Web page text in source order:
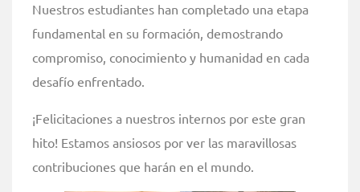
Nuestros estudiantes han completado una etapa
fundamental en su formación, demostrando
compromiso, conocimiento y humanidad en cada
desafío enfrentado.
¡Felicitaciones a nuestros internos por este gran
hito! Estamos ansiosos por ver las maravillosas
contribuciones que harán en el mundo.